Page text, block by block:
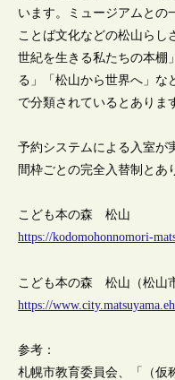
います。ミュージアムとの
ことば文化などの松山らし
世紀を生きる私たちの本棚
る」「松山から世界へ」な
で分類されているとありま
予約システムによる入室が
間枠ごとの完全入替制とあ
こども本の森 松山
https://kodomohonnomori-
こども本の森 松山（松山市
https://
参考：
札幌市教育委員会、「（仮